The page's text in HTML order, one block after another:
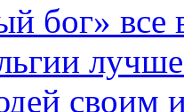
бог» все
своим